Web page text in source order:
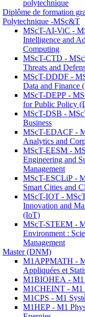
polytechnique
Diplôme de formation
Polytechnique -MSc&T
MScT-AI-ViC -
Intelligence and
Computing
MScT-CTD -
Threats and
MScT-DDDF -
Data and Finance
MScT-DEPP -
for Public Policy
MScT-DSB -
Business
MScT-EDACF -
Analytics and
MScT-EESM -
Engineering and
Management
MScT-ESCLiP -
Smart Cities and
MScT-IOT -
Innovation and
(IoT)
MScT-STEEM -
Environment :
Management
Master (DNM)
M1APPMATH -
Appliquées et
M1BIOHEA - M1
M1CHEINT - M1
M1CPS - M1
M1HEP - M1